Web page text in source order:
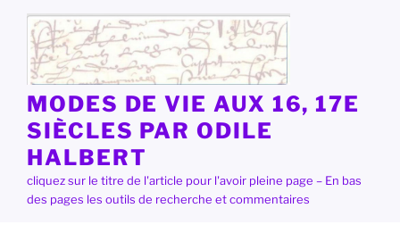
contenu
principal
MODES DE VIE AUX 16, 17E
SIÈCLES PAR ODILE
HALBERT
cliquez sur le titre de l'article pour l'avoir pleine page – En bas
des pages les outils de recherche et commentaires